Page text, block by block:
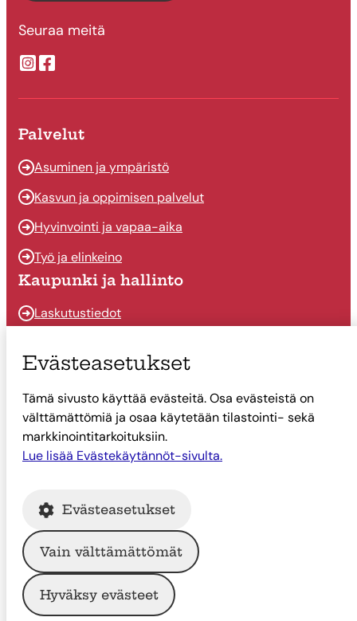
Seuraa meitä
Suonenjoen kaupungin Instragram
Suonenjoen kaupungin Facebook
Palvelut
Asuminen ja ympäristö
Kasvun ja oppimisen palvelut
Hyvinvointi ja vapaa-aika
Työ ja elinkeino
Kaupunki ja hallinto
Laskutustiedot
Päätöksenteko
Talous
Yhteystiedot
Tietoa Suonenjoesta
Tietoa Suonenjoesta
© Suonenjoen kaupunki
Intranet
Tietosuoja
Evästekäytännöt
Evästeasetukset
Tämä sivusto käyttää evästeitä. Osa evästeistä on
välttämättömiä ja osaa käytetään tilastointi- sekä
markkinointitarkoituksiin.
Lue lisää Evästekäytännöt-sivulta.
Evästeasetukset
Vain välttämättömät
Hyväksy evästeet